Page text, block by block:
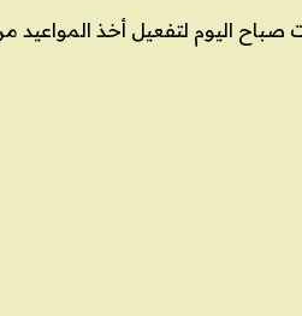
اليوم لتفعيل أخذ